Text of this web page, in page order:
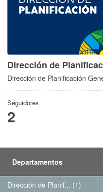
Dirección de
Dirección de Planificación
Seguidores
2
Departamentos
Dirección de Planif... (1)